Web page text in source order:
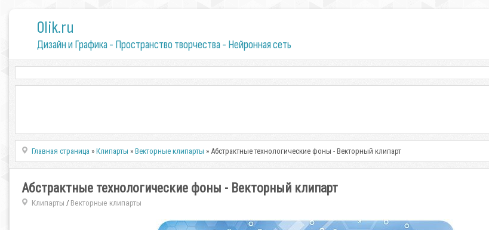
0lik.ru
Дизайн и Графика - Пространство творчества - Нейронная сеть
Главная страница »Клипарты »Векторные клипарты » Абстрактные технологические фоны - Векторный клипарт
Абстрактные технологические фоны - Векторный клипарт
Клипарты / Векторные клипарты